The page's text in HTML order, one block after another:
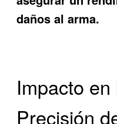
daños al arma.
Impacto
Precisión